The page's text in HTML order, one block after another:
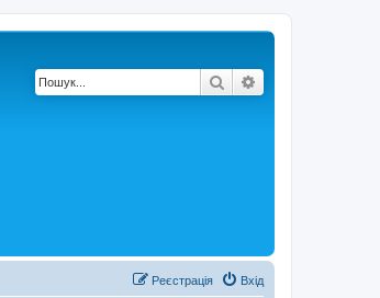
Пошук
Вхід
Реєстрація